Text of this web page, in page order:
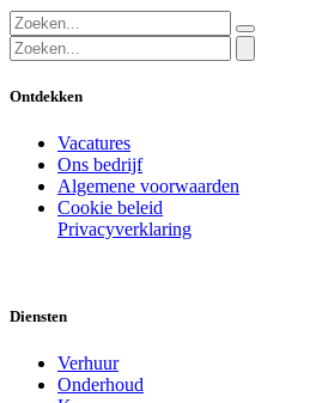
Ontdekken
Vacatures
Ons bedrijf
Algemene voorwaarden
Cookie beleid
Privacyverklaring
Diensten
Verhuur
Onderhoud